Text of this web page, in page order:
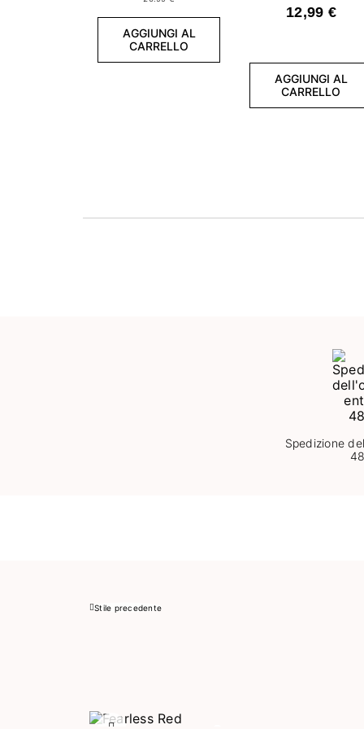
AGGIUNGI AL
CARRELLO
semipermanente
12,99 €
AGGIUNGI AL
CARRELLO
Spedizione
Precedente
Stile precedente